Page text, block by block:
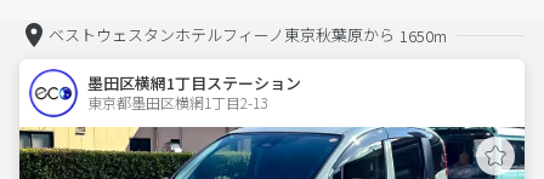
ベストウェスタンホテルフィーノ東京秋葉原から 1650m
墨田区横網1丁目ステーション
東京都墨田区横網1丁目2-13